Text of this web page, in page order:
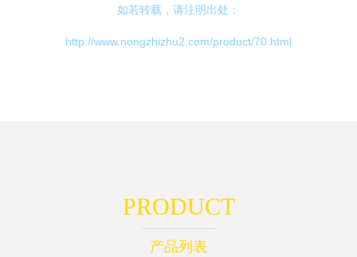
如若转载，请注明出处：
http://www.nongzhizhu2.com/product/70.html
PRODUCT
产品列表